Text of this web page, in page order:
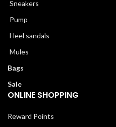
Sneakers
Pump
Heel sandals
Mules
Bags
Sale
ONLINE SHOPPING
Reward Points